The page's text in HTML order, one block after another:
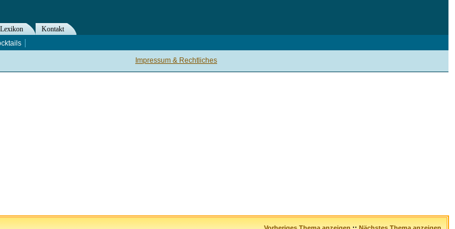
Impressum & Rechtliches
Lexikon
Kontakt